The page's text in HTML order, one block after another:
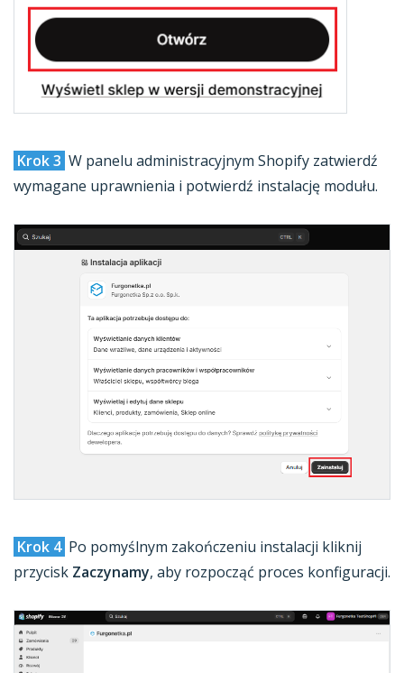
Krok 3 W panelu administracyjnym Shopify zatwierdź
wymagane uprawnienia i potwierdź instalację modułu.
Krok 4 Po pomyślnym zakończeniu instalacji kliknij
przycisk Zaczynamy, aby rozpocząć proces konfiguracji.